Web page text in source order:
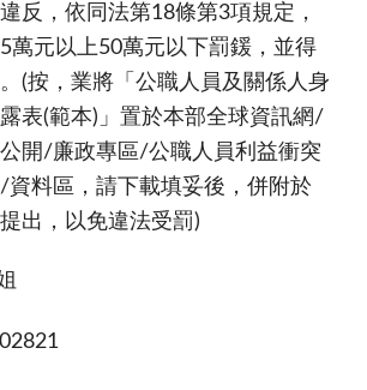
反，依同法第18條第3項規定，
萬元以上50萬元以下罰鍰，並得
(按，業將「公職人員及關係人身
表(範本)」置於本部全球資訊網/
開/廉政專區/公職人員利益衝突
資料區，請下載填妥後，併附於
出，以免違法受罰)